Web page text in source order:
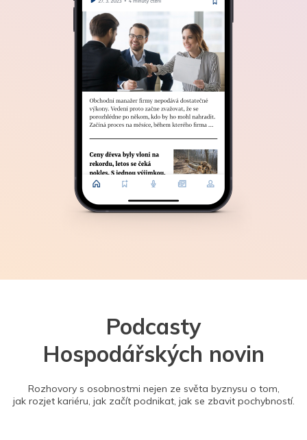
Podcasty
Hospodářských novin
Rozhovory s osobnostmi nejen ze světa byznysu o tom,
jak rozjet kariéru, jak začít podnikat, jak se zbavit pochybností.